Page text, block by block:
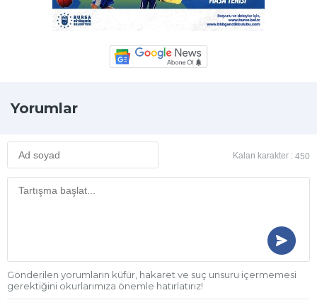
Yorumlar
Kalan karakter : 450
Gönderilen yorumların küfür, hakaret ve suç unsuru içermemesi
gerektiğini okurlarımıza önemle hatırlatırız!